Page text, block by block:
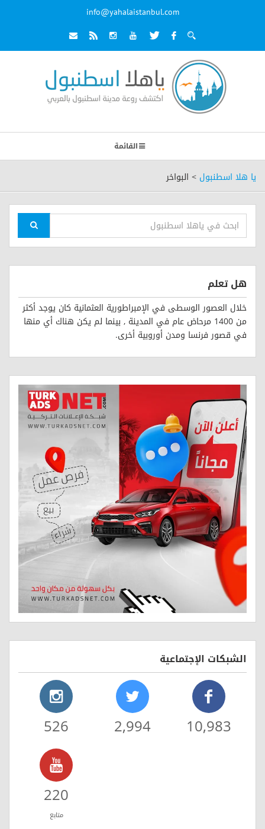
info@yahalaistanbul.com
القائمة
يا هلا اسطنبول > البواخر
هل تعلم
خلال العصور الوسطى في الإمبراطورية العثمانية كان يوجد أكثر
من 1400 مرحاض عام في المدينة , بينما لم يكن هناك أي منها
في قصور فرنسا ومدن أوروبية أخرى.
الشبكات الإجتماعية
10,983
2,994
526
220
متابع